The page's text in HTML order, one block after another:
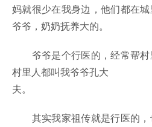
妈就很少在我身边，他们都在
爷爷，奶奶抚养大的。
爷爷是个行医的，经常帮村
村里人都叫我爷爷孔大
夫。
其实我家祖传就是行医的，